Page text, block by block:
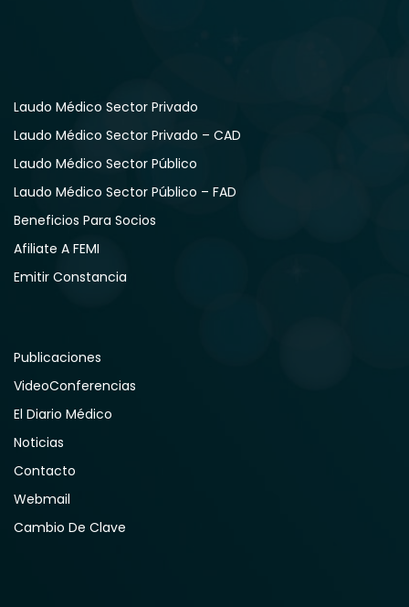
Laudo Médico Sector Privado
Laudo Médico Sector Privado – CAD
Laudo Médico Sector Público
Laudo Médico Sector Público – FAD
Beneficios Para Socios
Afiliate A FEMI
Emitir Constancia
Publicaciones
VideoConferencias
El Diario Médico
Noticias
Contacto
Webmail
Cambio De Clave